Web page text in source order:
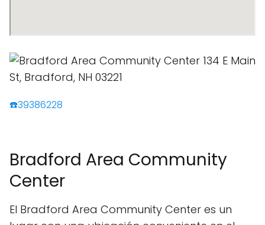
☎️39386228
Bradford Area Community
Center
El Bradford Area Community Center es un